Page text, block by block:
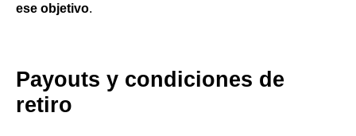
ese objetivo.
Payouts y condiciones de
retiro